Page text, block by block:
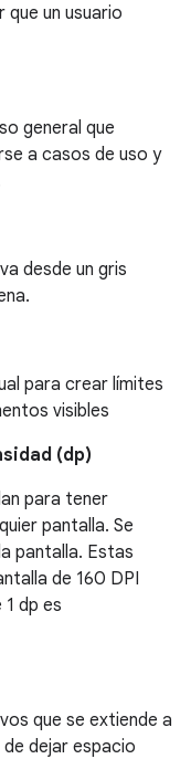
que un usuario
general que
a casos de uso y
desde un gris
para crear límites
visibles
(dp)
para tener
pantalla. Se
pantalla. Estas
de 160 DPI
dp es
que se extiende a
dejar espacio